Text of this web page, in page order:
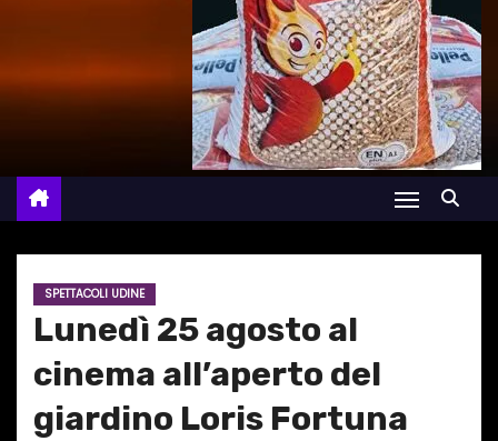
SPETTACOLI UDINE
Lunedì 25 agosto al
cinema all’aperto del
giardino Loris Fortuna